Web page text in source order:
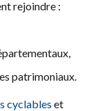
rejoindre :
patrimoniaux.
cyclables et